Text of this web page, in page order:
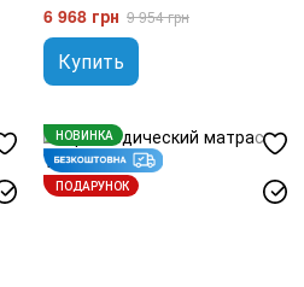
6 968 грн 9 954 грн
Купить
НОВИНКА
ПОДАРУНОК